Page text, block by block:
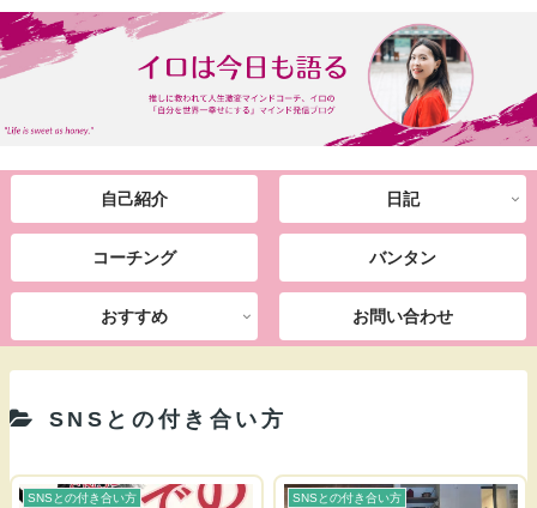
自己紹介 日記
コーチング バンタン
おすすめ お問い合わせ
SNSとの付き合い方
SNSとの付き合い方 SNSとの付き合い方